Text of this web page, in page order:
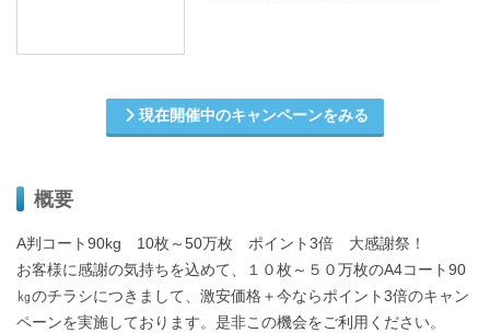
現在開催中のキャンペーンをみる
概要
A判コート90kg 10枚～50万枚 ポイント3倍 大感謝祭！
お客様に感謝の気持ちを込めて、１０枚～５０万枚のA4コート90
㎏のチラシにつきまして、激安価格＋今ならポイント3倍のキャン
ペーンを実施しております。是非この機会をご利用ください。